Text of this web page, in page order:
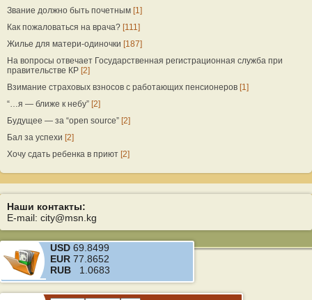
Звание должно быть почетным [1]
Как пожаловаться на врача? [111]
Жилье для матери-одиночки [187]
На вопросы отвечает Государственная регистрационная служба при
правительстве КР [2]
Взимание страховых взносов с работающих пенсионеров [1]
“…я — ближе к небу” [2]
Будущее — за “open source” [2]
Бал за успехи [2]
Хочу сдать ребенка в приют [2]
Наши контакты:
E-mail: city@msn.kg
USD 69.8499
EUR 77.8652
RUB 1.0683